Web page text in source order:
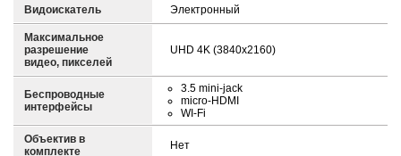
Видоискатель Электронный
Максимальное
разрешение
видео, пикселей
UHD 4K (3840x2160)
Беспроводные
интерфейсы
3.5 mini-jack
micro-HDMI
WI-Fi
Объектив в
комплекте
Нет